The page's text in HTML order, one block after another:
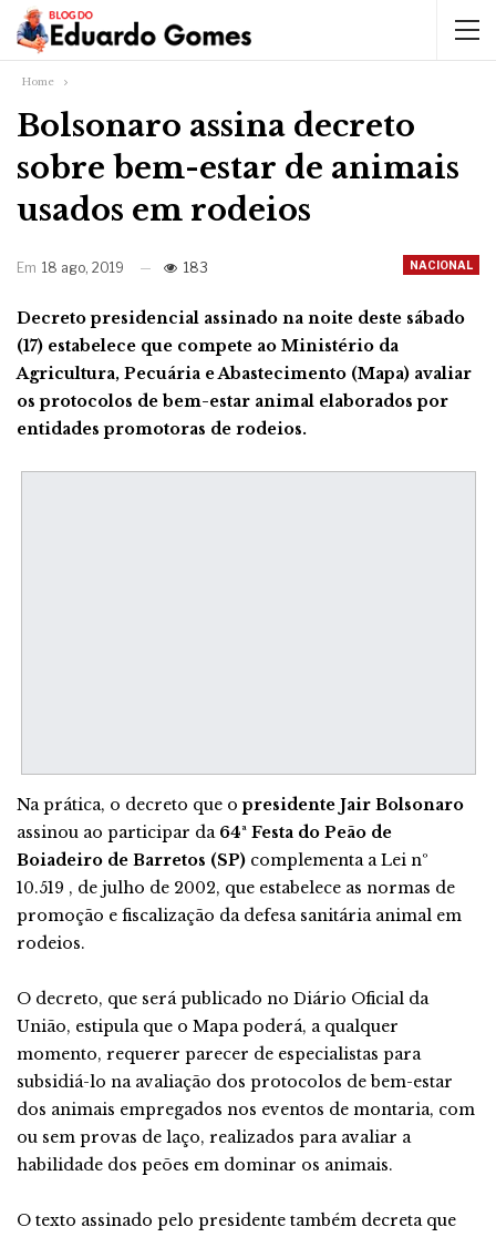
Home
Bolsonaro assina decreto
sobre bem-estar de animais
usados em rodeios
NACIONAL
Em 18 ago, 2019 183
Decreto presidencial assinado na noite deste sábado
(17) estabelece que compete ao Ministério da
Agricultura, Pecuária e Abastecimento (Mapa) avaliar
os protocolos de bem-estar animal elaborados por
entidades promotoras de rodeios.
Na prática, o decreto que opresidente Jair Bolsonaro
assinou ao participar da 64ª Festa do Peão de
Boiadeiro de Barretos (SP) complementa a Lei nº
10.519 , de julho de 2002, que estabelece as normas de
promoção e fiscalização da defesa sanitária animal em
rodeios.
O decreto, que será publicado no Diário Oficial da
União, estipula que o Mapa poderá, a qualquer
momento, requerer parecer de especialistas para
subsidiá-lo na avaliação dos protocolos de bem-estar
dos animais empregados nos eventos de montaria, com
ou sem provas de laço, realizados para avaliar a
habilidade dos peões em dominar os animais.
O texto assinado pelo presidente também decreta que